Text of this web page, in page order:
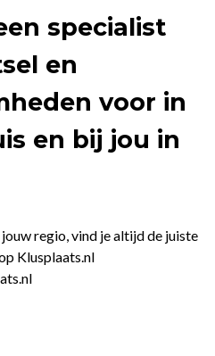
specialist
en
voor in
en bij jou in
regio, vind je altijd de juiste
Klusplaats.nl